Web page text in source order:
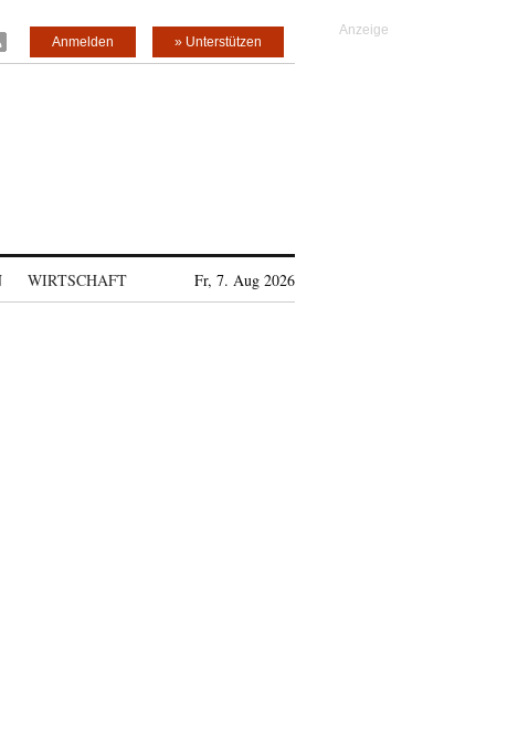
» Unterstützen
Anmelden
WIRTSCHAFT Fr, 7. Aug 2026